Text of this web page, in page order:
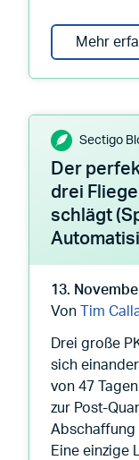
Mehr
Sectigo
Der
drei
schlägt
13.
Von
Tim
Drei große
sich
von 47
zur Post-
Abschaffung
Eine einzige